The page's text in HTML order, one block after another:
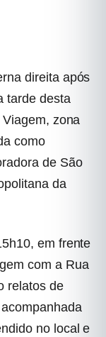
direita após
tarde desta
zona
como
de São
da
em frente
com a Rua
relatos de
no local e